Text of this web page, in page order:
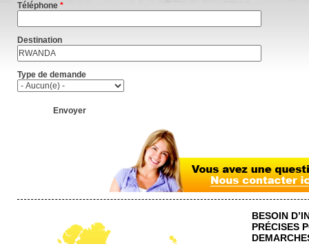
Téléphone *
Destination
Type de demande
BESOIN
PRÉCISES